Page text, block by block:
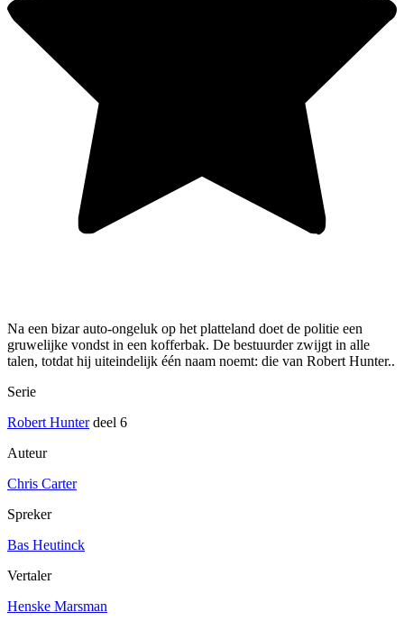
Na een bizar auto-ongeluk op het platteland doet de politie een
gruwelijke vondst in een kofferbak. De bestuurder zwijgt in alle
talen, totdat hij uiteindelijk één naam noemt: die van Robert Hunter..
Serie
Robert Hunterdeel 6
Auteur
Chris Carter
Spreker
Bas Heutinck
Vertaler
Henske Marsman